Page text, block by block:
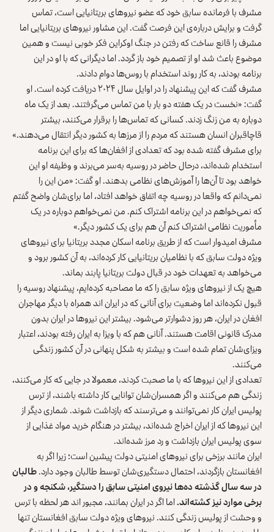
مشرف با فرمانده سابق خود که عضو نیروهای بریتانیایی است، تماس
گرفت و برایش درباره‌ی این فرصت گفت. این مشاور نیروهای بریتانیایی اما
مشرف را قانع ساخت که رفتن در جنگ اوکراین فکر خوبی نیست و همین
موضوع باعث شد او از تصمیم خود باز گردد. اما دیگرانی که با او در این
برنامه بودند، به کار روند استخدام با روس‌ها دوام دادند.
مشرف گفت که این پیشنهاد را در اوایل سال ۲۰۲۴ دریافت کرده است. او
گفت: «نخست در یک هفته دو بار با من تماس می‌گرفتند. بعد از یک ماه
دوباره به من زنگ زدند. کسانی که تماس‌ها را برقرار می‌کنند، بیشتر
قاچاقبران انسان هستند که مردم را از مرزها به کشور دیگر انتقال می‌دهند.»
برای مشرف گفته شده بود که تعدادی از افغان‌ها که برای این برنامه
استخدام شده‌اند، درحال حاضر در روسیه به‌سر می‌برند و وظیفه او این
خواهد بود تا آن‌ها را آموزش‌های نظامی بدهند. او گفت: «من این را
نمی‌دانم که واقعا در روسیه چه اتفاق خواهد افتاد، اما برای‌شان واضح گفتم
که نمی‌خواهم در این برنامه اشتراک کنم. من نمی‌خواهم دوباره در یک
مأموریت نظامی اشتراک کنم آن هم برای یک کشور دیگر.»
مشرف امیدوار است که از طریق برنامه اسکان مجدد بریتانیا برای نیروهای
ویژه دولت سابق که با نظامیان بریتانیایی کار کرده‌اند، به آن کشور برود و
می‌خواهد به تعهدات خود در قبال دولت بریتانیا پابند بماند.
هیچ یک از نیروهای ویژه سابق را که ما مصاحبه کرده‌ایم، پیشنهاد روسیه را
قبول نکرده‌اند اما وضعیت برای آنانی که در ایران اند همراه با دیگر مهاجران
افغان در ایران، هر روز دشوارتر می‌شود. بیشتر این نیروها در ایران بدون
مدرک قانونی اقامت هستند. آنانی هم که با ویزا به ایران رفته بودند، اعتبار
ویزای‌شان تمام شده است و بیشتر به شکل پنهانی در آن کشور زندگی
می‌کنند.
تعدادی از این نیروها که با ما صحبت کردند، معمولا در جایی که کار می‌کنند،
زندگی هم می‌کنند و اگر همسران‌شان توانایی کار داشته باشند، از ترس
پولیس ایران کار نمی‌توانند و می‌ترسند که بازداشت شوند. شماری دیگر از
این نیروها که از ایران اخراج شده‌اند، بیشتر در هنگام خرید مواد غذایی از
سوی پولیس ایران بازداشت و رد مرز شده‌اند.
ایران مانند برزخی برای نیروهای امنیتی دولت پیشین است؛ زیرا اگر به
افغانستان بازگردند، احتمال دستگیری‌شان توسط طالبان وجود دارد.طالبان
درسه سال گذشته ده‌ها نیروی امنیتی سابق را دستگیر، شکنجه و در
برخی موارد نیز کشته‌اند.اما اگر در ایران بمانند، مجبور اند هر لحظه با ترس
و وحشت از پولیس زندگی کنند. نیروهای ویژه دولت سابق افغانستان تنها